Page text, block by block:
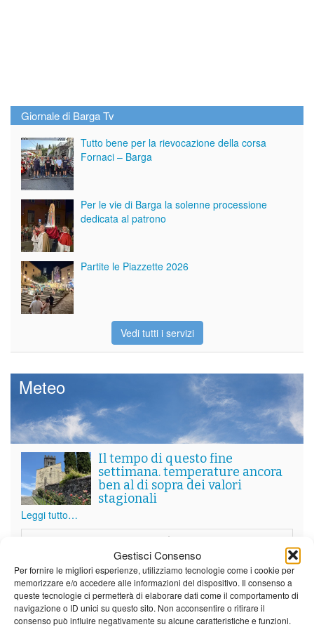
Gestisci Consenso
Per fornire le migliori esperienze, utilizziamo tecnologie come i cookie per
memorizzare e/o accedere alle informazioni del dispositivo. Il consenso a
queste tecnologie ci permetterà di elaborare dati come il comportamento di
navigazione o ID unici su questo sito. Non acconsentire o ritirare il
consenso può influire negativamente su alcune caratteristiche e funzioni.
Giornale di Barga Tv
Tutto bene per la rievocazione della corsa
Fornaci – Barga
Per le vie di Barga la solenne processione
dedicata al patrono
Partite le Piazzette 2026
Vedi tutti i servizi
Meteo
Il tempo di questo fine
settimana. temperature ancora
ben al di sopra dei valori
stagionali
Leggi tutto…
Venerdì
24°C|37°C 21°C|36°C 22°C|36°C
Barga